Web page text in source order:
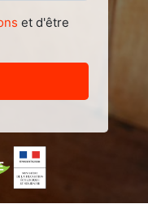
et d'être